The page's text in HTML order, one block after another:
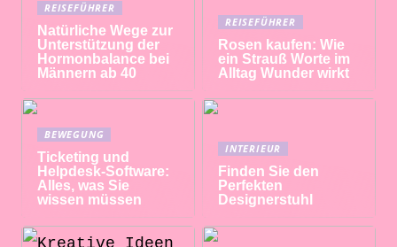
REISEFÜHRER
Natürliche Wege zur
Unterstützung der
Hormonbalance bei
Männern ab 40
REISEFÜHRER
Rosen kaufen: Wie
ein Strauß Worte im
Alltag Wunder wirkt
BEWEGUNG
Ticketing und
Helpdesk-Software:
Alles, was Sie
wissen müssen
INTERIEUR
Finden Sie den
Perfekten
Designerstuhl